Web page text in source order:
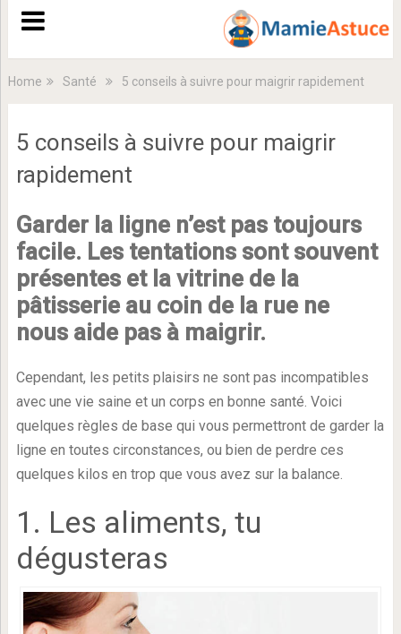
Home Santé 5 conseils à suivre pour maigrir rapidement
5 conseils à suivre pour maigrir
rapidement
Garder la ligne n’est pas toujours
facile. Les tentations sont souvent
présentes et la vitrine de la
pâtisserie au coin de la rue ne
nous aide pas à maigrir.
Cependant, les petits plaisirs ne sont pas incompatibles
avec une vie saine et un corps en bonne santé. Voici
quelques règles de base qui vous permettront de garder la
ligne en toutes circonstances, ou bien de perdre ces
quelques kilos en trop que vous avez sur la balance.
1. Les aliments, tu
dégusteras